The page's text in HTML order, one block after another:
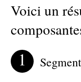
Voici un